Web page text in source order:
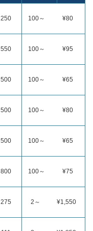
250 100～ ¥80
550 100～ ¥95
500 100～ ¥65
500 100～ ¥80
500 100～ ¥65
800 100～ ¥75
275 2～ ¥1,550